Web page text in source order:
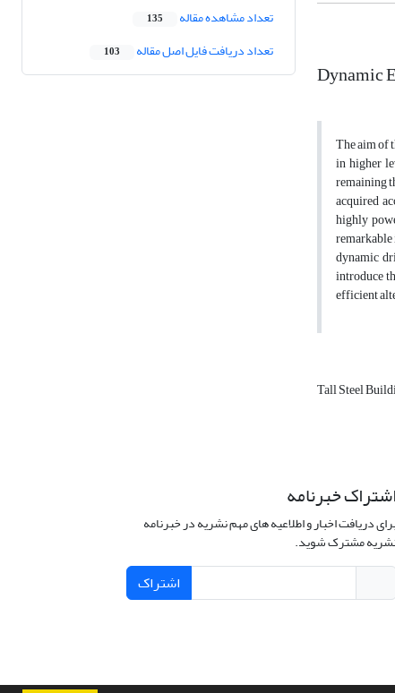
Dynamic
The aim of
in higher
remaining
acquired
highly
remarkable
dynamic
introduce
efficient
Tall Steel
تعداد مشاهده مقاله 135
تعداد دریافت فایل اصل مقاله 103
اشتراک خبرنامه
دریافت اخبار و اطلاعیه های مهم نشریه در خبرنامه
مشترک شوید.
اشتراک